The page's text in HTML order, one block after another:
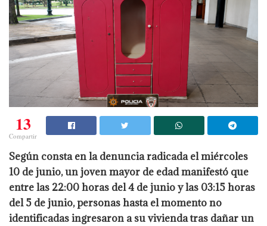
13
Compartir
Según consta en la denuncia radicada el miércoles
10 de junio, un joven mayor de edad manifestó que
entre las 22:00 horas del 4 de junio y las 03:15 horas
del 5 de junio, personas hasta el momento no
identificadas ingresaron a su vivienda tras dañar un